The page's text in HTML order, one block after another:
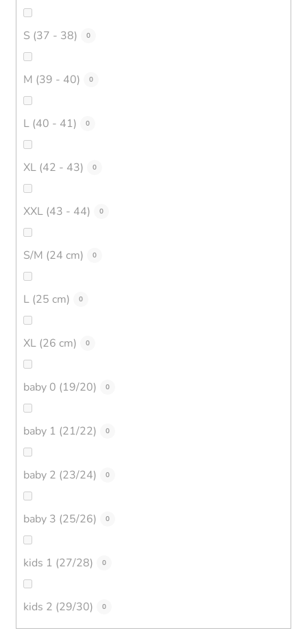
S (37 - 38) 0
M (39 - 40) 0
L (40 - 41) 0
XL (42 - 43) 0
XXL (43 - 44) 0
S/M (24 cm) 0
L (25 cm) 0
XL (26 cm) 0
baby 0 (19/20) 0
baby 1 (21/22) 0
baby 2 (23/24) 0
baby 3 (25/26) 0
kids 1 (27/28) 0
kids 2 (29/30) 0